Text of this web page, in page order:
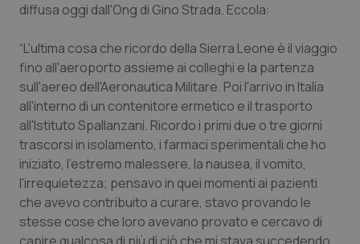
Campania
Emilia-Romagna
Friuli Venezia Giulia
Lazio
Liguria
Lombardia
Car-T
Colesterolo & coronaropatie
Dermatite Atopica
Diabete & glucometri
Disturbi dell’umore
Dolore
diffusa oggi dall'Ong di Gino Strada. Eccola:
“L'ultima cosa che ricordo della Sierra Leone è il viaggio
fino all'aeroporto assieme ai colleghi e la partenza
sull'aereo dell'Aeronautica Militare. Poi l'arrivo in Italia
all'interno di un contenitore ermetico e il trasporto
all'Istituto Spallanzani. Ricordo i primi due o tre giorni
trascorsi in isolamento, i farmaci sperimentali che ho
iniziato, l'estremo malessere, la nausea, il vomito,
l'irrequietezza; pensavo in quei momenti ai pazienti
che avevo contribuito a curare, stavo provando le
stesse cose che loro avevano provato e cercavo di